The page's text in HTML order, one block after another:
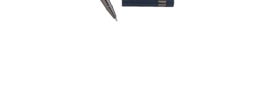
Verzorging & welness